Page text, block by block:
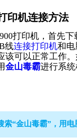
印机连接方法
打印机，首先
线连接打印机和电
该可以正常工作
金山毒霸进行系统
索“金山毒霸”，用电